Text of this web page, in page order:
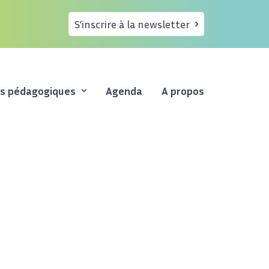
S’inscrire à la newsletter
pédagogiques Agenda A propos